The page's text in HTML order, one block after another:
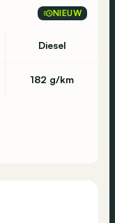
NIEUW
Diesel
182 g/km